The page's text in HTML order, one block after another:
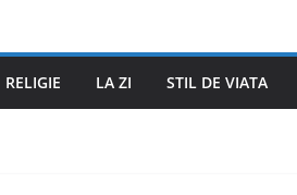
RELIGIE LA ZI STIL DE VIATA